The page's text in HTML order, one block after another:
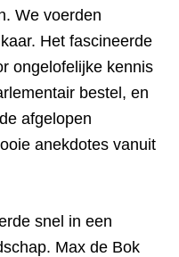
We voerden
Het fascineerde
ongelofelijke kennis
bestel, en
afgelopen
anekdotes vanuit
snel in een
Max de Bok